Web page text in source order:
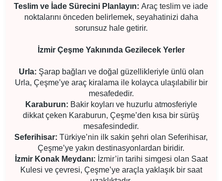
Teslim ve İade Sürecini Planlayın: Araç teslim ve iade
noktalarını önceden belirlemek, seyahatinizi daha
sorunsuz hale getirir.
İzmir Çeşme Yakınında Gezilecek Yerler
Urla: Şarap bağları ve doğal güzellikleriyle ünlü olan
Urla, Çeşme’ye araç kiralama ile kolayca ulaşılabilir bir
mesafededir.
Karaburun: Bakir koyları ve huzurlu atmosferiyle
dikkat çeken Karaburun, Çeşme’den kısa bir sürüş
mesafesindedir.
Seferihisar: Türkiye’nin ilk sakin şehri olan Seferihisar,
Çeşme’ye yakın destinasyonlardan biridir.
İzmir Konak Meydanı: İzmir’in tarihi simgesi olan Saat
Kulesi ve çevresi, Çeşme’ye araçla yaklaşık bir saat